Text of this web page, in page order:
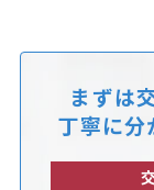
まずは
丁寧に分